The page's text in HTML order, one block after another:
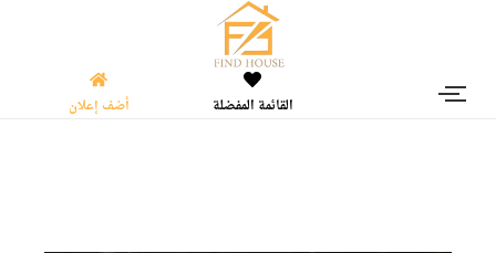
القائمة المفضلة أضف إعلان